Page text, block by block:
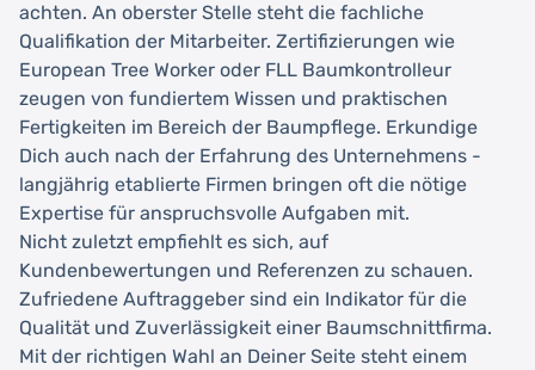
achten. An oberster Stelle steht die fachliche
Qualifikation der Mitarbeiter. Zertifizierungen wie
European Tree Worker oder FLL Baumkontrolleur
zeugen von fundiertem Wissen und praktischen
Fertigkeiten im Bereich der Baumpflege. Erkundige
Dich auch nach der Erfahrung des Unternehmens -
langjährig etablierte Firmen bringen oft die nötige
Expertise für anspruchsvolle Aufgaben mit.
Nicht zuletzt empfiehlt es sich, auf
Kundenbewertungen und Referenzen zu schauen.
Zufriedene Auftraggeber sind ein Indikator für die
Qualität und Zuverlässigkeit einer Baumschnittfirma.
Mit der richtigen Wahl an Deiner Seite steht einem